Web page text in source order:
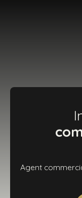
Agent